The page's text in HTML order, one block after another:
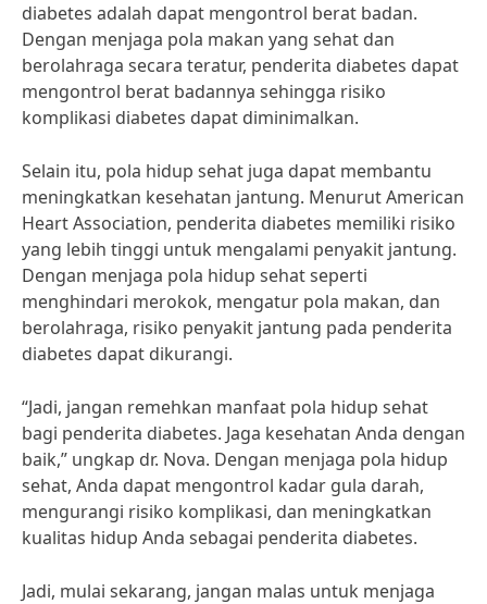
diabetes adalah dapat mengontrol berat badan.
Dengan menjaga pola makan yang sehat dan
berolahraga secara teratur, penderita diabetes dapat
mengontrol berat badannya sehingga risiko
komplikasi diabetes dapat diminimalkan.
Selain itu, pola hidup sehat juga dapat membantu
meningkatkan kesehatan jantung. Menurut American
Heart Association, penderita diabetes memiliki risiko
yang lebih tinggi untuk mengalami penyakit jantung.
Dengan menjaga pola hidup sehat seperti
menghindari merokok, mengatur pola makan, dan
berolahraga, risiko penyakit jantung pada penderita
diabetes dapat dikurangi.
“Jadi, jangan remehkan manfaat pola hidup sehat
bagi penderita diabetes. Jaga kesehatan Anda dengan
baik,” ungkap dr. Nova. Dengan menjaga pola hidup
sehat, Anda dapat mengontrol kadar gula darah,
mengurangi risiko komplikasi, dan meningkatkan
kualitas hidup Anda sebagai penderita diabetes.
Jadi, mulai sekarang, jangan malas untuk menjaga